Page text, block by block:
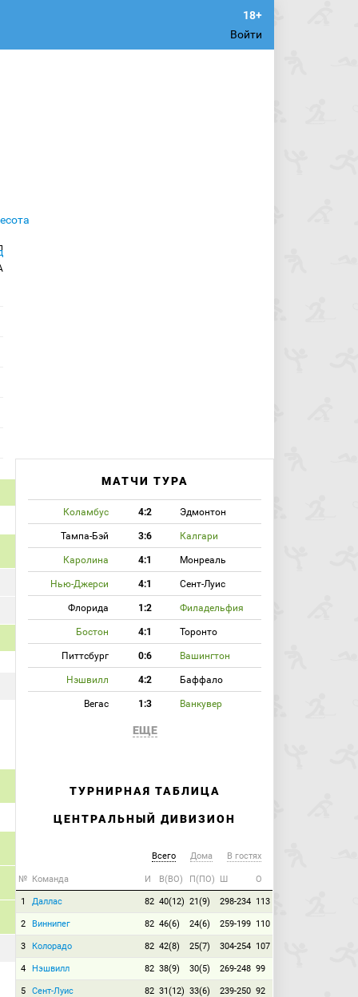
Войти
МАТЧИ ТУРА
Коламбус 4:2 Эдмонтон
Тампа-Бэй 3:6 Калгари
Каролина 4:1 Монреаль
Нью-Джерси 4:1 Сент-Луис
Флорида 1:2 Филадельфия
Бостон 4:1 Торонто
Питтсбург 0:6 Вашингтон
Нэшвилл 4:2 Баффало
Вегас 1:3 Ванкувер
ЕЩЕ
ТУРНИРНАЯ ТАБЛИЦА
ЦЕНТРАЛЬНЫЙ ДИВИЗИОН
Всего Дома В гостях
№ Команда И В(ВО) П(ПО) Ш О
1 Даллас 82 40(12) 21(9) 298-234 113
2 Виннипег 82 46(6) 24(6) 259-199 110
3 Колорадо 82 42(8) 25(7) 304-254 107
4 Нэшвилл 82 38(9) 30(5) 269-248 99
5 Сент-Луис 82 31(12) 33(6) 239-250 92